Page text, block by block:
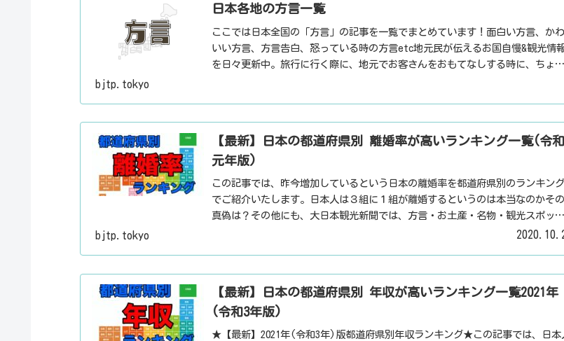
日本各地の方言一覧
ここでは日本全国の「方言」の記事を一覧でまとめています！面白い方言、かわ
いい方言、方言告白、怒っている時の方言etc地元民が伝えるお国自慢&観光情
を日々更新中。旅行に行く際に、地元でお客さんをおもてなしする時に、ちょっ
bjtp.tokyo
【最新】日本の都道府県別 離婚率が高いランキング一覧(令和
元年版)
この記事では、昨今増加しているという日本の離婚率を都道府県別のランキング
でご紹介いたします。日本人は３組に１組が離婚するというのは本当なのかその
真偽は？その他にも、大日本観光新聞では、方言・お土産・名物・観光スポッ
ト・デートスポット・パワースポット・心霊スポットなどの各都道府県の観光情
bjtp.tokyo
【最新】日本の都道府県別 年収が高いランキング一覧2021年
(令和3年版)
★【最新】2021年(令和3年)版都道府県別年収ランキング★この記事では、日本